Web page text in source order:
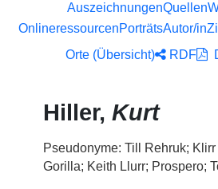
AuszeichnungenQuellen
OnlineressourcenPorträtsAutor/in
Orte (Übersicht)
RDF
Hiller, Kurt
Pseudonyme: Till Rehruk;
Gorilla; Keith Llurr; Prospero;